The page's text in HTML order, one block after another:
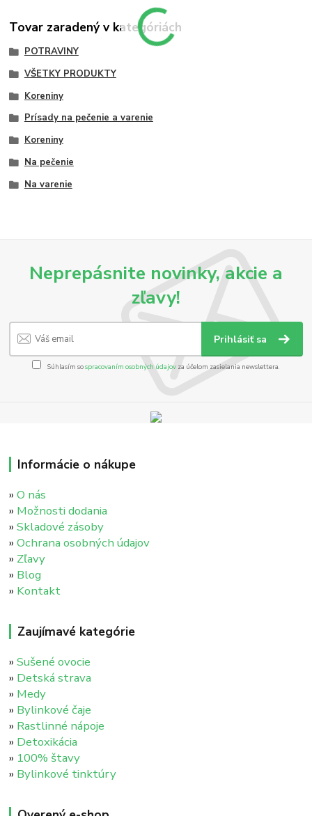
Tovar zaradený v kategóriách
POTRAVINY
VŠETKY PRODUKTY
Koreniny
Prísady na pečenie a varenie
Koreniny
Na pečenie
Na varenie
Neprepásnite novinky, akcie a
zľavy!
Prihlásiť sa
Súhlasím sospracovaním osobných údajov za účelom zasielania newslettera.
Informácie o nákupe
»O nás
» Možnosti dodania
»Skladové zásoby
»Ochrana osobných údajov
» Zľavy
» Blog
» Kontakt
Zaujímavé kategórie
»Sušené ovocie
» Detská strava
» Medy
» Bylinkové čaje
» Rastlinné nápoje
» Detoxikácia
» 100% štavy
» Bylinkové tinktúry